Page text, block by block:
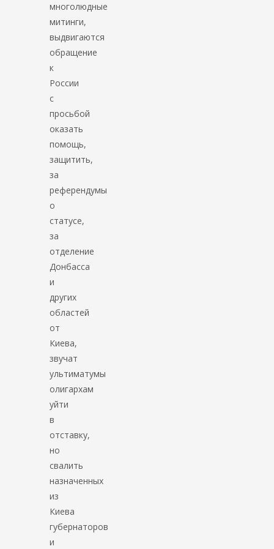
многолюдные
митинги,
выдвигаются
обращение
к
России
с
просьбой
оказать
помощь,
защитить,
за
референдумы
о
статусе,
за
отделение
Донбасса
и
других
областей
от
Киева,
звучат
ультиматумы
олигархам
уйти
в
отставку,
но
свалить
назначенных
из
Киева
губернаторов
и